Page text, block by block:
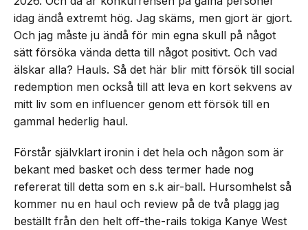
idag ändå extremt hög. Jag skäms, men gjort är gjort.
Och jag måste ju ändå för min egna skull på något
sätt försöka vända detta till något positivt. Och vad
älskar alla? Hauls. Så det här blir mitt försök till social
redemption men också till att leva en kort sekvens av
mitt liv som en influencer genom ett försök till en
gammal hederlig haul.
Förstår självklart ironin i det hela och någon som är
bekant med basket och dess termer hade nog
refererat till detta som en s.k air-ball. Hursomhelst så
kommer nu en haul och review på de två plagg jag
beställt från den helt off-the-rails tokiga Kanye West